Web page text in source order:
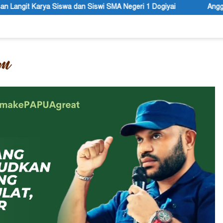
Negeri 1 Dogiyai Anggota MRP Papua Pegunungan dan